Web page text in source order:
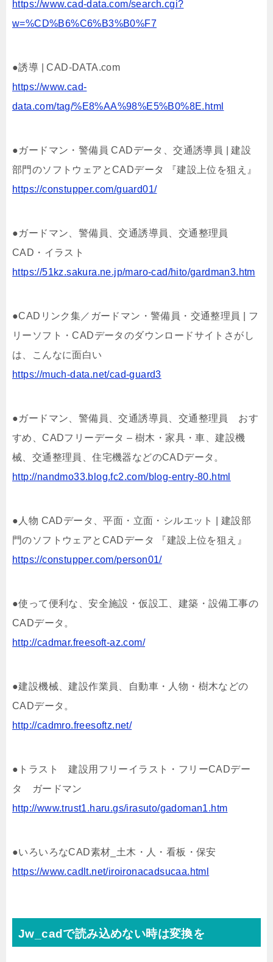
https://www.cad-data.com/search.cgi?
w=%CD%B6%C6%B3%B0%F7
●誘導 | CAD-DATA.com
https://www.cad-
data.com/tag/%E8%AA%98%E5%B0%8E.html
●ガードマン・警備員 CADデータ、交通誘導員 | 建設
部門のソフトウェアとCADデータ 『建設上位を狙え』
https://constupper.com/guard01/
●ガードマン、警備員、交通誘導員、交通整理員
CAD・イラスト
https://51kz.sakura.ne.jp/maro-cad/hito/gardman3.htm
●CADリンク集／ガードマン・警備員・交通整理員 | フ
リーソフト・CADデータのダウンロードサイトさがし
は、こんなに面白い
https://much-data.net/cad-guard3
●ガードマン、警備員、交通誘導員、交通整理員 おす
すめ、CADフリーデータ – 樹木・家具・車、建設機
械、交通整理員、住宅機器などのCADデータ。
http://nandmo33.blog.fc2.com/blog-entry-80.html
●人物 CADデータ、平面・立面・シルエット | 建設部
門のソフトウェアとCADデータ 『建設上位を狙え』
https://constupper.com/person01/
●使って便利な、安全施設・仮設工、建築・設備工事の
CADデータ。
http://cadmar.freesoft-az.com/
●建設機械、建設作業員、自動車・人物・樹木などの
CADデータ。
http://cadmro.freesoftz.net/
●トラスト 建設用フリーイラスト・フリーCADデー
タ ガードマン
http://www.trust1.haru.gs/irasuto/gadoman1.htm
●いろいろなCAD素材_土木・人・看板・保安
https://www.cadlt.net/iroironacadsucaa.html
Jw_cadで読み込めない時は変換を